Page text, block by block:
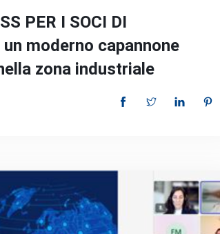
PER I SOCI DI
moderno capannone
zona industriale